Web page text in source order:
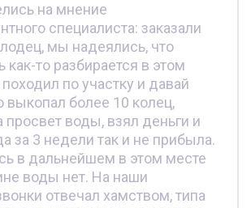
на мнение
специалиста: заказали
мы надеялись, что
как-то разбирается в этом
по участку и давай
выкопал более 10 колец,
воды, взял деньги и
за 3 недели так и не прибыла.
в дальнейшем в этом месте
воды нет. На наши
отвечал хамством, типа